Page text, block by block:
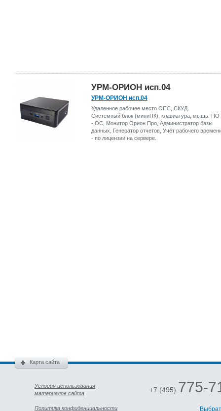
УРМ-ОРИОН исп.04
УРМ-ОРИОН исп.04
Удаленное рабочее место ОПС, СКУД.
Системный блок (миниПК), клавиатура, мышь. ПО
- ОС, Монитор Орион Про, Администратор базы
данных, Генератор отчетов, Учёт рабочего
- по лицензии на сервере.
Карта сайта
Условия использования
материалов сайта
Политика конфиденциальности
+7 (495) 775-